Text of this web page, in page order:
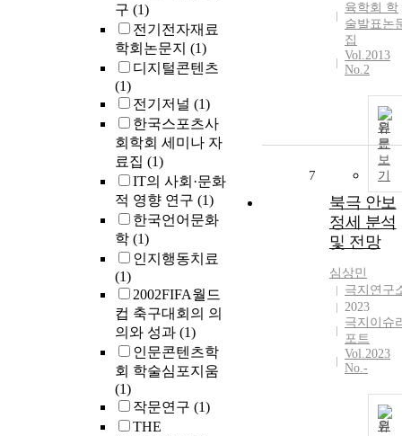
구 (1)
전기전자재료
학회논문지 (1)
디지털콘텐츠
(1)
전기저널 (1)
한국스포츠사
회학회 세미나 자
료집 (1)
IT의 사회·문화
적 영향 연구 (1)
한국언어문화
학 (1)
인지행동치료
(1)
2002FIFA월드
컵 축구대회의 의
의와 성과 (1)
인문콘텐츠학
회 학술심포지움
(1)
작문연구 (1)
THE
육학회 학
술발표논
집
Vol.2013
No.2
원
문
보
기
7
북극 안보
정세 분석
및 전망
심상민
극지연구
2023
극지이슈
포트
Vol.2023
No.-
원